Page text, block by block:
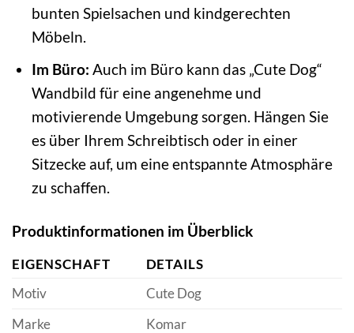
bunten Spielsachen und kindgerechten
Möbeln.
Im Büro: Auch im Büro kann das „Cute Dog“
Wandbild für eine angenehme und
motivierende Umgebung sorgen. Hängen Sie
es über Ihrem Schreibtisch oder in einer
Sitzecke auf, um eine entspannte Atmosphäre
zu schaffen.
Produktinformationen im Überblick
EIGENSCHAFT
DETAILS
Motiv
Cute Dog
Marke
Komar